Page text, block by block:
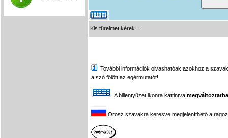
Kis türelmet kérek...
További információk olvashatóak azokhoz a
a szó fölött az egérmutatót!
A billentyűzet ikonra kattintva
Orosz szavakra keresve megjeleníthető a